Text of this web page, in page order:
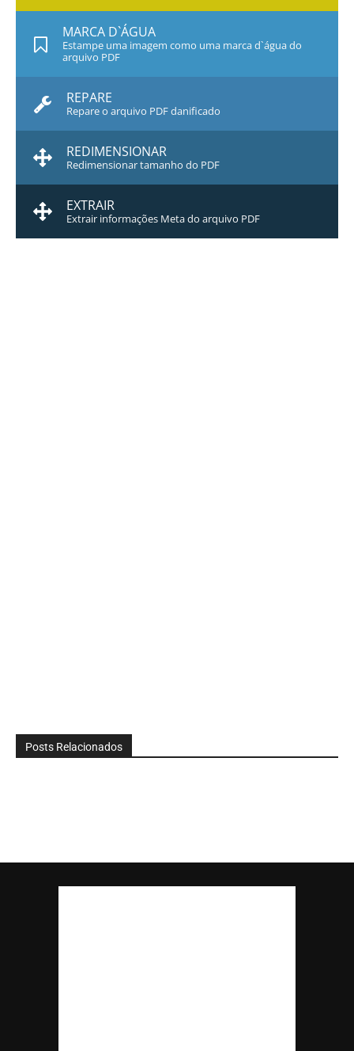
MARCA D`ÁGUA
Estampe uma imagem como uma marca d`água do
arquivo PDF
REPARE
Repare o arquivo PDF danificado
REDIMENSIONAR
Redimensionar tamanho do PDF
EXTRAIR
Extrair informações Meta do arquivo PDF
Posts Relacionados